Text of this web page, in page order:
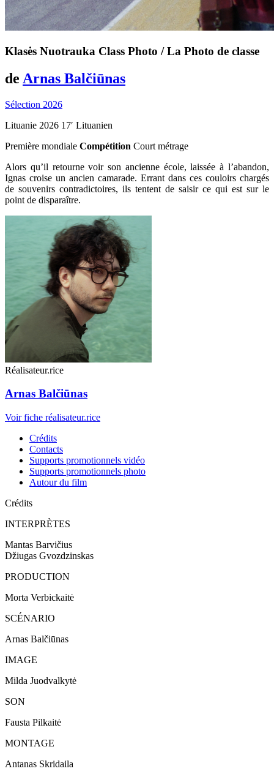
Klasės Nuotrauka Class Photo / La Photo de classe
de Arnas Balčiūnas
Sélection 2026
Lituanie 2026 17′ Lituanien
Première mondiale Compétition Court métrage
Alors qu’il retourne voir son ancienne école, laissée à l’abandon,
Ignas croise un ancien camarade. Errant dans ces couloirs chargés
de souvenirs contradictoires, ils tentent de saisir ce qui est sur le
point de disparaître.
Réalisateur.rice
Arnas Balčiūnas
Voir fiche réalisateur.rice
Crédits
Contacts
Supports promotionnels vidéo
Supports promotionnels photo
Autour du film
Crédits
INTERPRÈTES
Mantas Barvičius
Džiugas Gvozdzinskas
PRODUCTION
Morta Verbickaitė
SCÉNARIO
Arnas Balčiūnas
IMAGE
Milda Juodvalkytė
SON
Fausta Pilkaitė
MONTAGE
Antanas Skridaila